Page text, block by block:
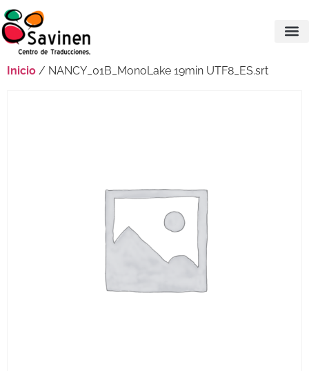
Inicio / NANCY_01B_MonoLake 19min UTF8_ES.srt